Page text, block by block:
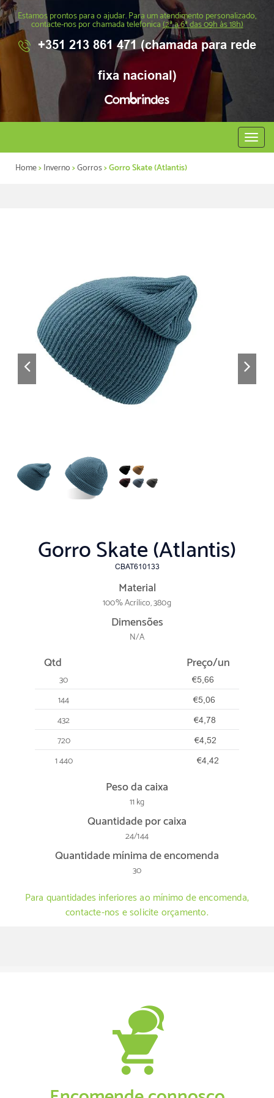
Estamos prontos para o ajudar. Para um atendimento personalizado,
contacte-nos por chamada telefonica(2ª a 6ª das 09h às 18h)
+351 213 861 471 (chamada para rede
fixa nacional)
Abrir
menu
Home>Inverno>Gorros> Gorro Skate (Atlantis)
Gorro Skate (Atlantis)
CBAT610133
Material
100% Acrílico, 380g
Dimensões
N/A
Qtd Preço/un
30 €5,66
144 €5,06
432 €4,78
720 €4,52
1 440 €4,42
Peso da caixa
11 kg
Quantidade por caixa
24/144
Quantidade mínima de encomenda
30
Para quantidades inferiores ao mínimo de encomenda,
contacte-nos e solicite orçamento.